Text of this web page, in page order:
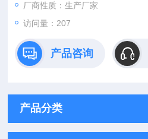
厂商性质：生产厂家
访问量：207
产品咨询
产品分类